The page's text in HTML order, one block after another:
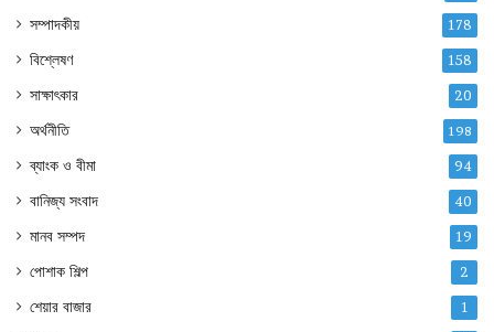
সম্পাদকীয় 178
বিশ্লেষণ 158
সাক্ষাৎকার 20
অর্থনীতি 198
ব্যাংক ও বীমা 94
বানিজ্য সংবাদ 40
মানব সম্পদ 19
পোশাক শিল্প 2
শেয়ার বাজার 1